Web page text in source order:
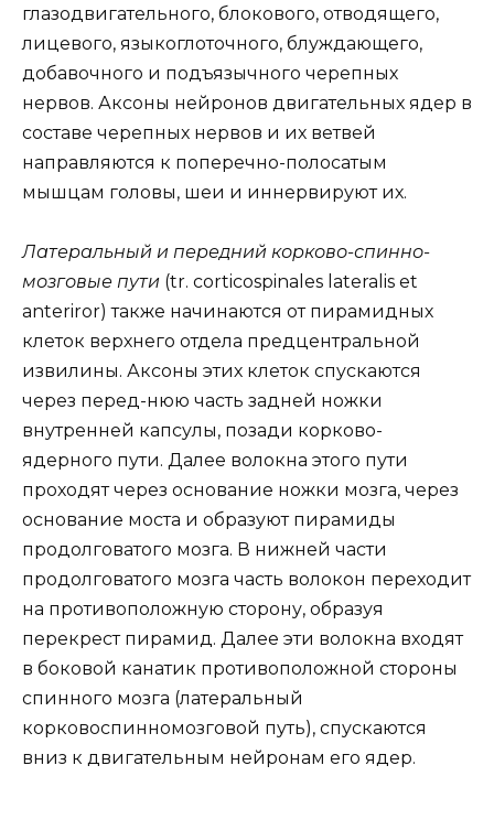
глазодвигательного, блокового, отводящего,
лицевого, языкоглоточного, блуждающего,
добавочного и подъязычного черепных
нервов. Аксоны нейронов двигательных ядер в
составе черепных нервов и их ветвей
направляются к поперечно-полосатым
мышцам головы, шеи и иннервируют их.
Латеральный и передний корково-спинно-
мозговые пути (tr. corticospinales lateralis et
anteriror) также начинаются от пирамидных
клеток верхнего отдела предцентральной
извилины. Аксоны этих клеток спускаются
через перед-нюю часть задней ножки
внутренней капсулы, позади корково-
ядерного пути. Далее волокна этого пути
проходят через основание ножки мозга, через
основание моста и образуют пирамиды
продолговатого мозга. В нижней части
продолговатого мозга часть волокон переходит
на противоположную сторону, образуя
перекрест пирамид. Далее эти волокна входят
в боковой канатик противоположной стороны
спинного мозга (латеральный
корковоспинномозговой путь), спускаются
вниз к двигательным нейронам его ядер.